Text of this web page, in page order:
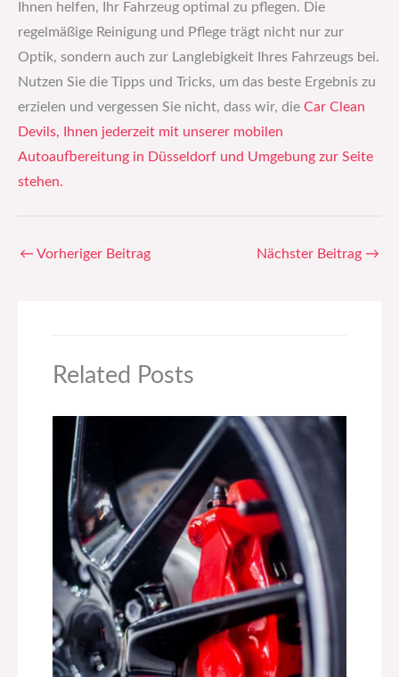
Ihnen helfen, Ihr Fahrzeug optimal zu pflegen. Die
regelmäßige Reinigung und Pflege trägt nicht nur zur
Optik, sondern auch zur Langlebigkeit Ihres Fahrzeugs bei.
Nutzen Sie die Tipps und Tricks, um das beste Ergebnis zu
erzielen und vergessen Sie nicht, dass wir, die Car Clean
Devils, Ihnen jederzeit mit unserer mobilen
Autoaufbereitung in Düsseldorf und Umgebung zur Seite
stehen.
← Vorheriger Beitrag Nächster Beitrag →
Related Posts